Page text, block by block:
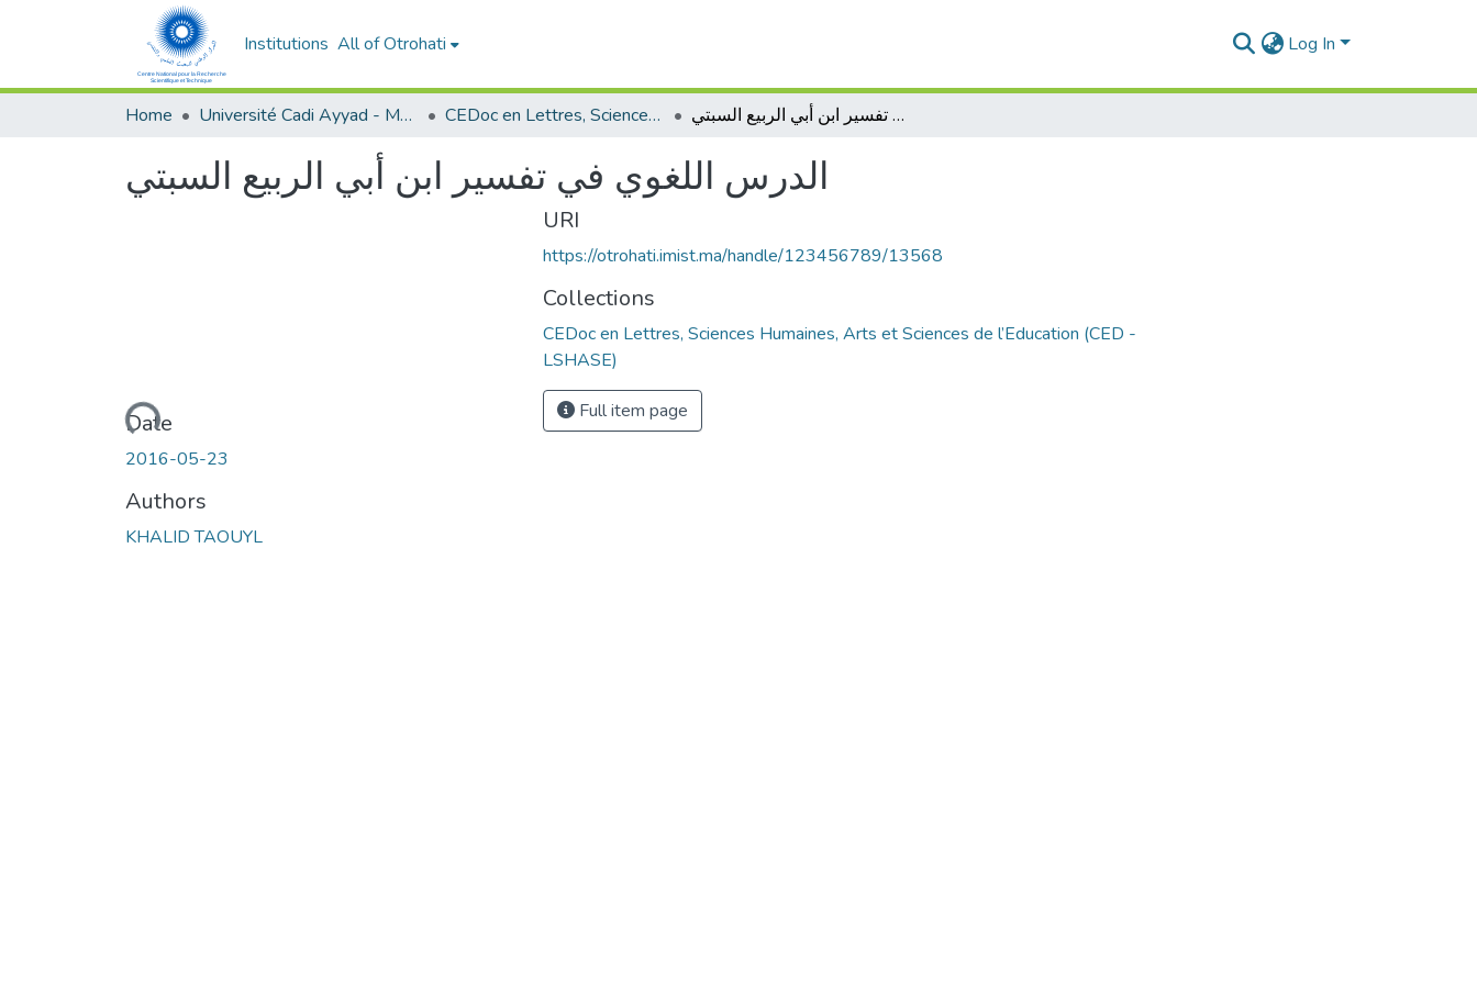
Institutions All of Otrohati Log In
Home Université Cadi Ayyad - Marrakech CEDoc en Lettres, Sciences Humaines, Arts et Sciences de l’Education (CED - LSHASE) الدرس اللغوي في تفسير ابن أبي الربيع السبتي
الدرس اللغوي في تفسير ابن أبي الربيع السبتي
Loading...
Date
2016-05-23
Authors
KHALID TAOUYL
URI
https://otrohati.imist.ma/handle/123456789/13568
Collections
CEDoc en Lettres, Sciences Humaines, Arts et Sciences de l’Education (CED -
LSHASE)
Full item page